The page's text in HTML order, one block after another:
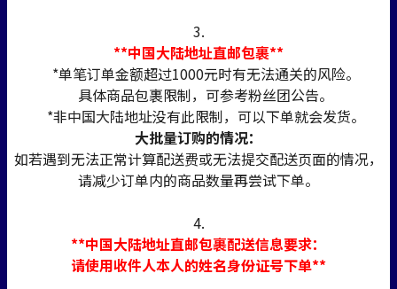
3.
**中国大陆地址直邮包裹**
*单笔订单金额超过1000元时有无法通关的风险。
具体商品包裹限制，可参考粉丝团公告。
*非中国大陆地址没有此限制，可以下单就会发货。
大批量订购的情况：
如若遇到无法正常计算配送费或无法提交配送页面的情况，
请减少订单内的商品数量再尝试下单。
4.
**中国大陆地址直邮包裹配送信息要求：
请使用收件人本人的姓名身份证号下单**